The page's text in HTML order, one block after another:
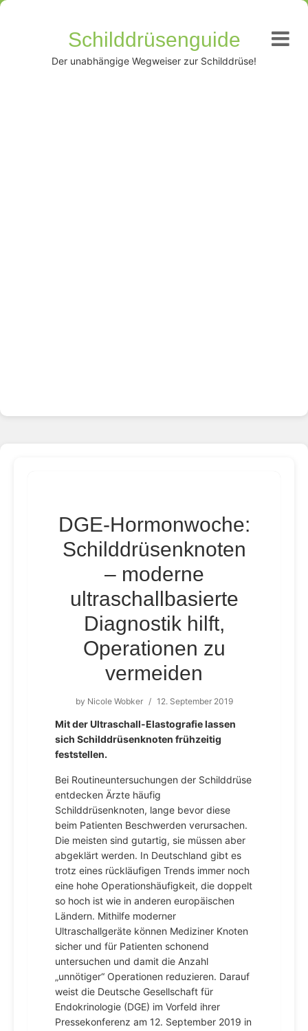
Schilddrüsenguide
Der unabhängige Wegweiser zur Schilddrüse!
DGE-Hormonwoche:
Schilddrüsenknoten
– moderne
ultraschallbasierte
Diagnostik hilft,
Operationen zu
vermeiden
by Nicole Wobker / 12. September 2019
Mit der Ultraschall-Elastografie lassen
sich Schilddrüsenknoten frühzeitig
feststellen.
Bei Routineuntersuchungen der Schilddrüse
entdecken Ärzte häufig
Schilddrüsenknoten, lange bevor diese
beim Patienten Beschwerden verursachen.
Die meisten sind gutartig, sie müssen aber
abgeklärt werden. In Deutschland gibt es
trotz eines rückläufigen Trends immer noch
eine hohe Operationshäufigkeit, die doppelt
so hoch ist wie in anderen europäischen
Ländern. Mithilfe moderner
Ultraschallgeräte können Mediziner Knoten
sicher und für Patienten schonend
untersuchen und damit die Anzahl
„unnötiger“ Operationen reduzieren. Darauf
weist die Deutsche Gesellschaft für
Endokrinologie (DGE) im Vorfeld ihrer
Pressekonferenz am 12. September 2019 in